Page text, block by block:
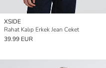
XSIDE
Rahat Kalıp Erkek Jean Ceket
39.99 EUR